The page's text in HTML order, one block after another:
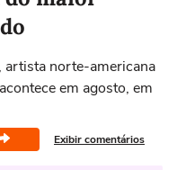
artista norte-americana
em agosto, em
Exibir comentários